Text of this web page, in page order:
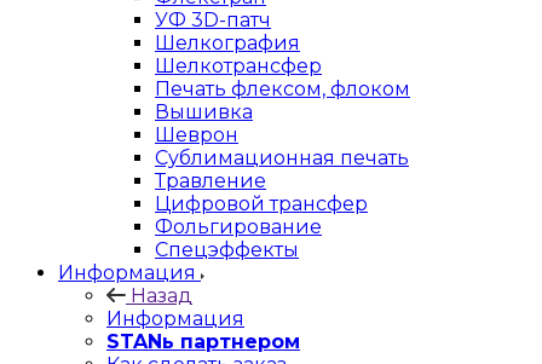
УФ 3D-патч
Шелкография
Шелкотрансфер
Печать флексом, флоком
Вышивка
Шеврон
Сублимационная печать
Травление
Цифровой трансфер
Фольгирование
Спецэффекты
Информация
Назад
Информация
STANь партнером